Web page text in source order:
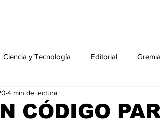
Ciencia y Tecnología Editorial
Mental
CÓDIGO
4 min de lectura